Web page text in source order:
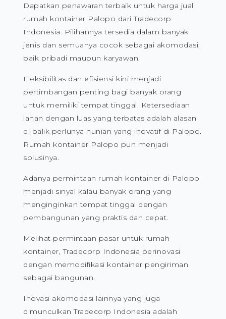
Dapatkan penawaran terbaik untuk harga jual
rumah kontainer Palopo dari Tradecorp
Indonesia. Pilihannya tersedia dalam banyak
jenis dan semuanya cocok sebagai akomodasi,
baik pribadi maupun karyawan.
Fleksibilitas dan efisiensi kini menjadi
pertimbangan penting bagi banyak orang
untuk memiliki tempat tinggal. Ketersediaan
lahan dengan luas yang terbatas adalah alasan
di balik perlunya hunian yang inovatif di Palopo.
Rumah kontainer Palopo pun menjadi
solusinya.
Adanya permintaan rumah kontainer di Palopo
menjadi sinyal kalau banyak orang yang
menginginkan tempat tinggal dengan
pembangunan yang praktis dan cepat.
Melihat permintaan pasar untuk rumah
kontainer, Tradecorp Indonesia berinovasi
dengan memodifikasi kontainer pengiriman
sebagai bangunan.
Inovasi akomodasi lainnya yang juga
dimunculkan Tradecorp Indonesia adalah